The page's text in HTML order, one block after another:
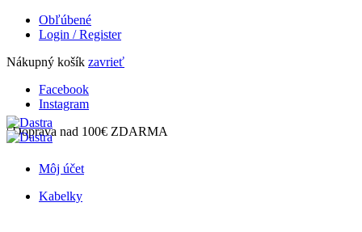
Obľúbené
Login / Register
Nákupný košík zavrieť
Facebook
Instagram
| Doprava nad 100€ ZDARMA
Môj účet
Kabelky